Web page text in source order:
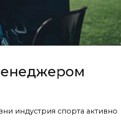
индустрия спорта активно